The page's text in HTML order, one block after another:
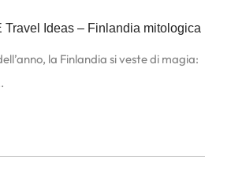
Travel Ideas – Finlandia mitologica
la Finlandia si veste di magia: